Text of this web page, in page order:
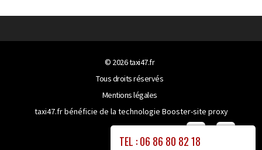
TEL : 06 86 80 82 18
© 2026taxi47.fr
Tous droits réservés
Mentions légales
taxi47.fr bénéficie de la technologie Booster-site proxy